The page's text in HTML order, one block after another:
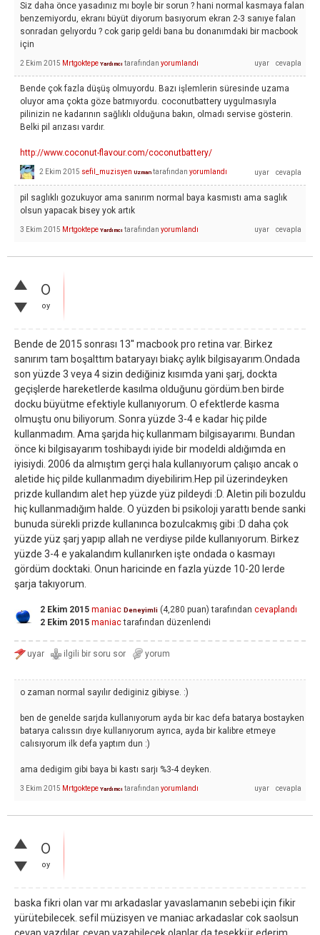
Siz daha önce yasadınız mı boyle bir sorun ? hani normal kasmaya falan
benzemiyordu, ekranı büyüt diyorum basıyorum ekran 2-3 sanıye falan
sonradan gelıyordu ? cok garip geldi bana bu donanımdaki bir macbook
için
2 Ekim 2015 Mrtgoktepe Yardımcı tarafından yorumlandı
Bende çok fazla düşüş olmuyordu. Bazı işlemlerin süresinde uzama
oluyor ama çokta göze batmıyordu. coconutbattery uygulmasıyla
pilinizin ne kadarının sağlıklı olduğuna bakın, olmadı servise gösterin.
Belki pil arızası vardır.
http://www.coconut-flavour.com/coconutbattery/
2 Ekim 2015 sefil_muzisyen Uzman tarafından yorumlandı
pil saglıklı gozukuyor ama sanırım normal baya kasmıstı ama saglık
olsun yapacak bisey yok artık
3 Ekim 2015 Mrtgoktepe Yardımcı tarafından yorumlandı
0
oy
Bende de 2015 sonrası 13'' macbook pro retina var. Birkez
sanırım tam boşalttım bataryayı biakç aylık bilgisayarım.Ondada
son yüzde 3 veya 4 sizin dediğiniz kısımda yani şarj, dockta
geçişlerde hareketlerde kasılma olduğunu gördüm.ben birde
docku büyütme efektiyle kullanıyorum. O efektlerde kasma
olmuştu onu biliyorum. Sonra yüzde 3-4 e kadar hiç pilde
kullanmadım. Ama şarjda hiç kullanmam bilgisayarımı. Bundan
önce ki bilgisayarım toshibaydı iyide bir modeldi aldığımda en
iyisiydi. 2006 da almıştım gerçi hala kullanıyorum çalışıo ancak o
aletide hiç pilde kullanmadım diyebilirim.Hep pil üzerindeyken
prizde kullandım alet hep yüzde yüz pildeydi :D. Aletin pili bozuldu
hiç kullanmadığım halde. O yüzden bi psikoloji yarattı bende sanki
bunuda sürekli prizde kullanınca bozulcakmış gibi :D daha çok
yüzde yüz şarj yapıp allah ne verdiyse pilde kullanıyorum. Birkez
yüzde 3-4 e yakalandım kullanırken işte ondada o kasmayı
gördüm docktaki. Onun haricinde en fazla yüzde 10-20 lerde
şarja takıyorum.
2 Ekim 2015 maniac Deneyimli (4,280 puan) tarafından cevaplandı
2 Ekim 2015 maniactarafından düzenlendi
o zaman normal sayılır dediginiz gibiyse. :)
ben de genelde sarjda kullanıyorum ayda bir kac defa batarya bostayken
batarya calıssın dıye kullanıyorum ayrıca, ayda bir kalibre etmeye
calısıyorum ilk defa yaptım dun :)
ama dedigim gibi baya bi kastı sarjı %3-4 deyken.
3 Ekim 2015 Mrtgoktepe Yardımcı tarafından yorumlandı
0
oy
baska fikri olan var mı arkadaslar yavaslamanın sebebi için fikir
yürütebilecek. sefil müzisyen ve maniac arkadaslar cok saolsun